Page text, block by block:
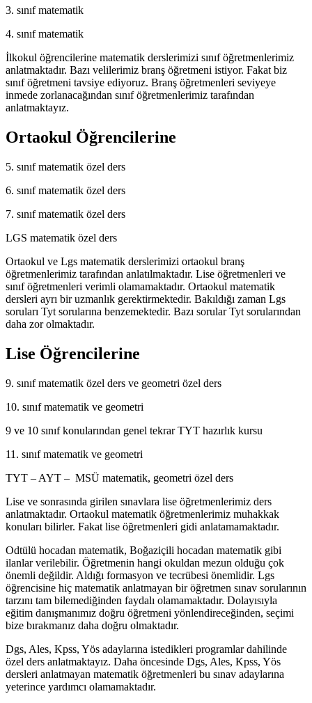
3. sınıf matematik
4. sınıf matematik
İlkokul öğrencilerine matematik derslerimizi sınıf öğretmenlerimiz
anlatmaktadır. Bazı velilerimiz branş öğretmeni istiyor. Fakat biz
sınıf öğretmeni tavsiye ediyoruz. Branş öğretmenleri seviyeye
inmede zorlanacağından sınıf öğretmenlerimiz tarafından
anlatmaktayız.
Ortaokul Öğrencilerine
5. sınıf matematik özel ders
6. sınıf matematik özel ders
7. sınıf matematik özel ders
LGS matematik özel ders
Ortaokul ve Lgs matematik derslerimizi ortaokul branş
öğretmenlerimiz tarafından anlatılmaktadır. Lise öğretmenleri ve
sınıf öğretmenleri verimli olamamaktadır. Ortaokul matematik
dersleri ayrı bir uzmanlık gerektirmektedir. Bakıldığı zaman Lgs
soruları Tyt sorularına benzemektedir. Bazı sorular Tyt sorularından
daha zor olmaktadır.
Lise Öğrencilerine
9. sınıf matematik özel ders ve geometri özel ders
10. sınıf matematik ve geometri
9 ve 10 sınıf konularından genel tekrar TYT hazırlık kursu
11. sınıf matematik ve geometri
TYT – AYT – MSÜ matematik, geometri özel ders
Lise ve sonrasında girilen sınavlara lise öğretmenlerimiz ders
anlatmaktadır. Ortaokul matematik öğretmenlerimiz muhakkak
konuları bilirler. Fakat lise öğretmenleri gidi anlatamamaktadır.
Odtülü hocadan matematik, Boğaziçili hocadan matematik gibi
ilanlar verilebilir. Öğretmenin hangi okuldan mezun olduğu çok
önemli değildir. Aldığı formasyon ve tecrübesi önemlidir. Lgs
öğrencisine hiç matematik anlatmayan bir öğretmen sınav sorularının
tarzını tam bilemediğinden faydalı olamamaktadır. Dolayısıyla
eğitim danışmanımız doğru öğretmeni yönlendireceğinden, seçimi
bize bırakmanız daha doğru olmaktadır.
Dgs, Ales, Kpss, Yös adaylarına istedikleri programlar dahilinde
özel ders anlatmaktayız. Daha öncesinde Dgs, Ales, Kpss, Yös
dersleri anlatmayan matematik öğretmenleri bu sınav adaylarına
yeterince yardımcı olamamaktadır.